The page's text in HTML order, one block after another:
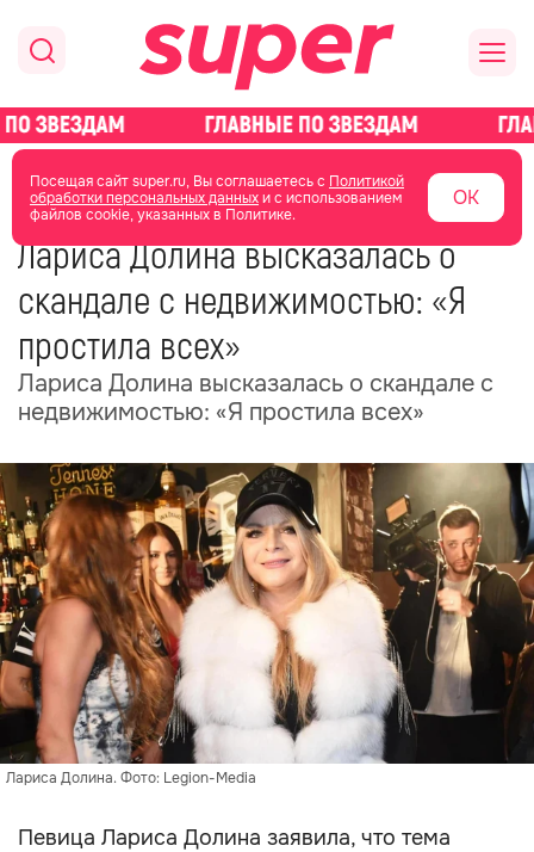
Посещая сайт super.ru, Вы соглашаетесь с Политикой
обработки персональных данныхи с использованием
файлов cookie, указанных в Политике.
ОК
главная новости о звездах новости
26 мая 14:19
Лариса Долина высказалась о
скандале с недвижимостью: «Я
простила всех»
Лариса Долина высказалась о скандале с
недвижимостью: «Я простила всех»
Лариса Долина. Фото: Legion-Media
Певица Лариса Долина заявила, что тема